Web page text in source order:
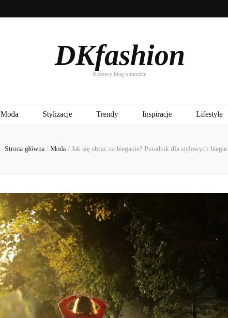
DKfashion
Kobiecy blog o modzie
Moda Stylizacje Trendy Inspiracje Lifestyle
Strona główna / Moda / Jak się ubrać na bieganie? Poradnik dla stylowych